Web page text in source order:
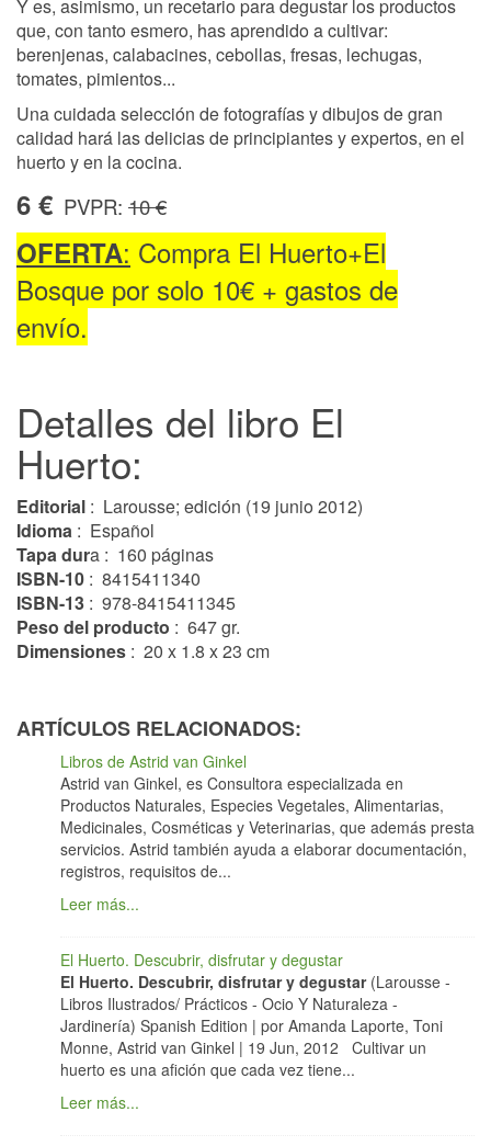
Y es, asimismo, un recetario para degustar los productos
que, con tanto esmero, has aprendido a cultivar:
berenjenas, calabacines, cebollas, fresas, lechugas,
tomates, pimientos...
Una cuidada selección de fotografías y dibujos de gran
calidad hará las delicias de principiantes y expertos, en el
huerto y en la cocina.
6 € PVPR: 10 €
OFERTA: Compra El Huerto+El
Bosque por solo 10€ + gastos de
envío.
Detalles del libro El
Huerto:
Editorial ‏: ‎ Larousse; edición (19 junio 2012)
Idioma : ‎ Español
Tapa dura : ‎ 160 páginas
ISBN-10 ‏: ‎ 8415411340
ISBN-13 ‏: ‎ 978-8415411345
Peso del producto ‏: ‎ 647 gr.
Dimensiones ‏: ‎ 20 x 1.8 x 23 cm
ARTÍCULOS RELACIONADOS:
Libros de Astrid van Ginkel
Astrid van Ginkel, es Consultora especializada en
Productos Naturales, Especies Vegetales, Alimentarias,
Medicinales, Cosméticas y Veterinarias, que además presta
servicios. Astrid también ayuda a elaborar documentación,
registros, requisitos de...
Leer más...
El Huerto. Descubrir, disfrutar y degustar
El Huerto. Descubrir, disfrutar y degustar(Larousse -
Libros Ilustrados/ Prácticos - Ocio Y Naturaleza -
Jardinería) Spanish Edition | por Amanda Laporte, Toni
Monne, Astrid van Ginkel | 19 Jun, 2012 Cultivar un
huerto es una afición que cada vez tiene...
Leer más...